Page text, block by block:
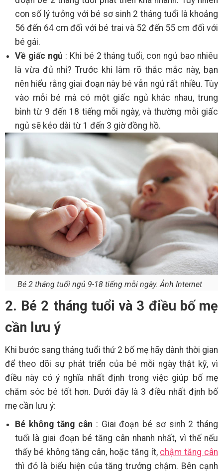
con số lý tưởng với bé sơ sinh 2 tháng tuổi là khoảng
56 đến 64 cm đối với bé trai và 52 đến 55 cm đối với
bé gái.
Về giấc ngủ : Khi bé 2 tháng tuổi, con ngủ bao nhiêu
là vừa đủ nhỉ? Trước khi làm rõ thắc mắc này, bạn
nên hiểu rằng giai đoạn này bé vẫn ngủ rất nhiều. Tùy
vào mỗi bé mà có một giấc ngủ khác nhau, trung
bình từ 9 đến 18 tiếng mỗi ngày, và thường mỗi giấc
ngủ sẽ kéo dài từ 1 đến 3 giờ đồng hồ.
Bé 2 tháng tuổi ngủ 9-18 tiếng mỗi ngày. Ảnh Internet
2. Bé 2 tháng tuổi và 3 điều bố mẹ
cần lưu ý
Khi bước sang tháng tuổi thứ 2 bố mẹ hãy dành thời gian
để theo dõi sự phát triển của bé mỗi ngày thật kỹ, vì
điều này có ý nghĩa nhất định trong việc giúp bố mẹ
chăm sóc bé tốt hơn. Dưới đây là 3 điều nhất định bố
mẹ cần lưu ý:
Bé không tăng cân : Giai đoạn bé sơ sinh 2 tháng
tuổi là giai đoạn bé tăng cân nhanh nhất, vì thế nếu
thấy bé không tăng cân, hoặc tăng ít, chậm tăng cân
thì đó là biểu hiện của tăng trưởng chậm. Bên cạnh